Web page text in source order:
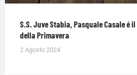
S.S. Juve Stabia, Pasquale Casale é
della Primavera
2 Agosto 2024